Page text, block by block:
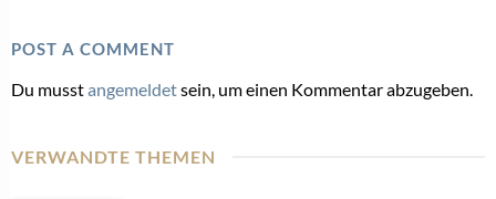
POST A COMMENT
Du musstangemeldetsein, um einen Kommentar abzugeben.
VERWANDTE THEMEN